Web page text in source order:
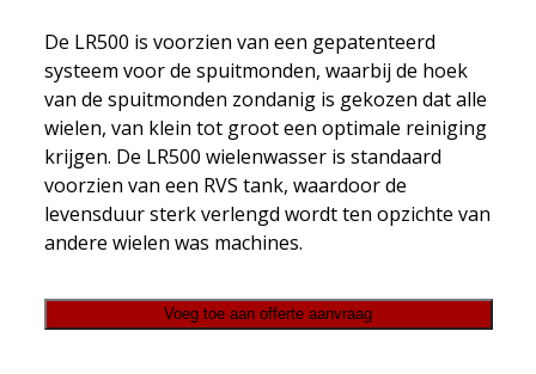
De LR500 is voorzien van een gepatenteerd
systeem voor de spuitmonden, waarbij de hoek
van de spuitmonden zondanig is gekozen dat alle
wielen, van klein tot groot een optimale reiniging
krijgen. De LR500 wielenwasser is standaard
voorzien van een RVS tank, waardoor de
levensduur sterk verlengd wordt ten opzichte van
andere wielen was machines.
Voeg toe aan offerte aanvraag